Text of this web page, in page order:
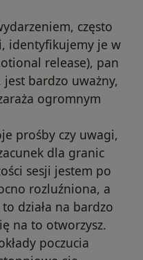
często
identyfikujemy je w
release), pan
bardzo uważny,
ogromnym
prośby czy uwagi,
dla granic
sesji jestem po
rozluźniona, a
działa na bardzo
na to otworzysz.
poczucia